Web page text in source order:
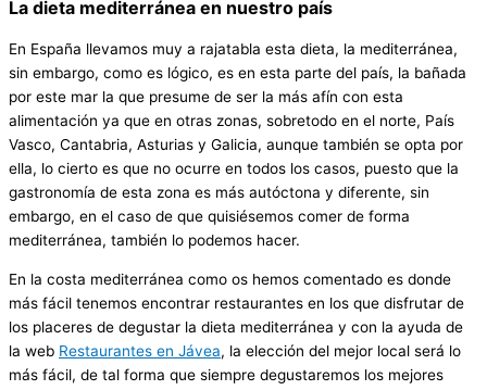
La dieta mediterránea en nuestro país
En España llevamos muy a rajatabla esta dieta, la mediterránea,
sin embargo, como es lógico, es en esta parte del país, la bañada
por este mar la que presume de ser la más afín con esta
alimentación ya que en otras zonas, sobretodo en el norte, País
Vasco, Cantabria, Asturias y Galicia, aunque también se opta por
ella, lo cierto es que no ocurre en todos los casos, puesto que la
gastronomía de esta zona es más autóctona y diferente, sin
embargo, en el caso de que quisiésemos comer de forma
mediterránea, también lo podemos hacer.
En la costa mediterránea como os hemos comentado es donde
más fácil tenemos encontrar restaurantes en los que disfrutar de
los placeres de degustar la dieta mediterránea y con la ayuda de
la web Restaurantes en Jávea, la elección del mejor local será lo
más fácil, de tal forma que siempre degustaremos los mejores